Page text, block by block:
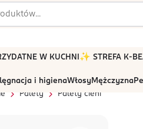
W KUCHNI ✨ STREFA K-
i higienaWłosyMężczyzna
Palety Palety cieni